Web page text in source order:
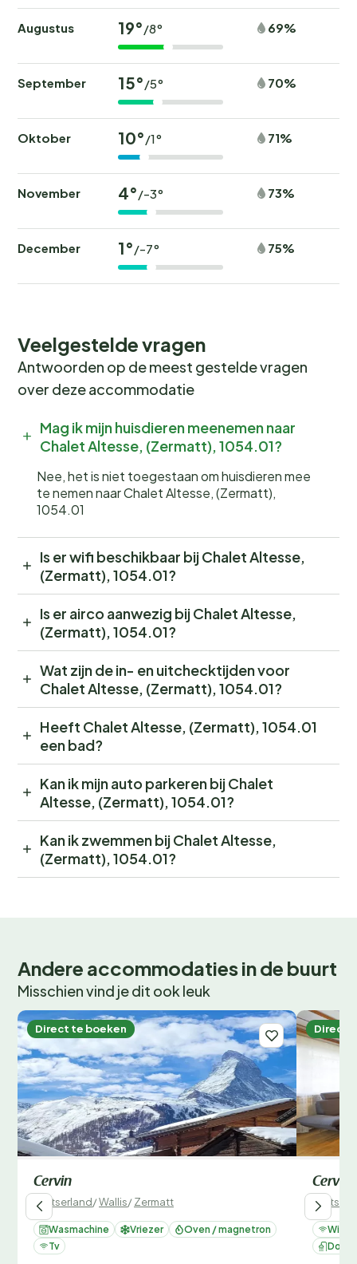
Augustus 19° /8° 69%
September 15° /5° 70%
Oktober 10° /1° 71%
November 4° /-3° 73%
December 1° /-7° 75%
Veelgestelde vragen
Antwoorden op de meest gestelde vragen
over deze accommodatie
Mag ik mijn huisdieren meenemen naar
Chalet Altesse, (Zermatt), 1054.01?
Nee, het is niet toegestaan om huisdieren mee
te nemen naar Chalet Altesse, (Zermatt),
1054.01
Is er wifi beschikbaar bij Chalet Altesse,
(Zermatt), 1054.01?
Is er airco aanwezig bij Chalet Altesse,
(Zermatt), 1054.01?
Wat zijn de in- en uitchecktijden voor
Chalet Altesse, (Zermatt), 1054.01?
Heeft Chalet Altesse, (Zermatt), 1054.01
een bad?
Kan ik mijn auto parkeren bij Chalet
Altesse, (Zermatt), 1054.01?
Kan ik zwemmen bij Chalet Altesse,
(Zermatt), 1054.01?
Andere accommodaties in de buurt
Misschien vind je dit ook leuk
Direct te boeken
Cervin
Zwitserland/Wallis/Zermatt
Wasmachine Vriezer
Oven / magnetron
Tv
Direct
Cervin
Wifi